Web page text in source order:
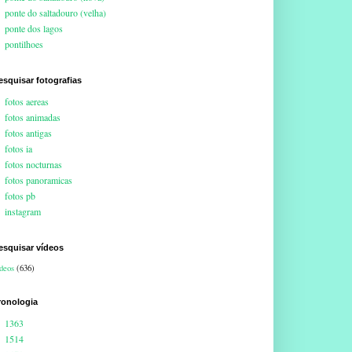
ponte do saltadouro (velha)
ponte dos lagos
pontilhoes
fotografias
fotos aereas
fotos animadas
fotos antigas
fotos ia
fotos nocturnas
fotos panoramicas
fotos pb
instagram
vídeos
(636)
1363
1514